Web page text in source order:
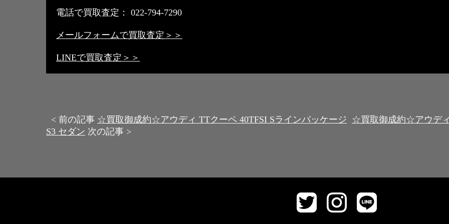
電話で買取査定： 022-794-7290
メールフォームで買取査定＞＞
LINEで買取査定＞＞
< 前の記事 ☆買取御成約☆アウディ TTクーペ 40TFSI Sラインパッケージ ☆買取御成約☆アウデ
S3 セダン 次の記事 >